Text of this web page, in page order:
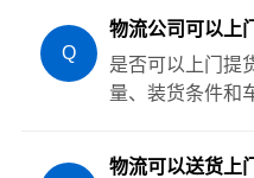
Q
物流公司可以上
是否可以上门提
量、装货条件和
物流可以送货上